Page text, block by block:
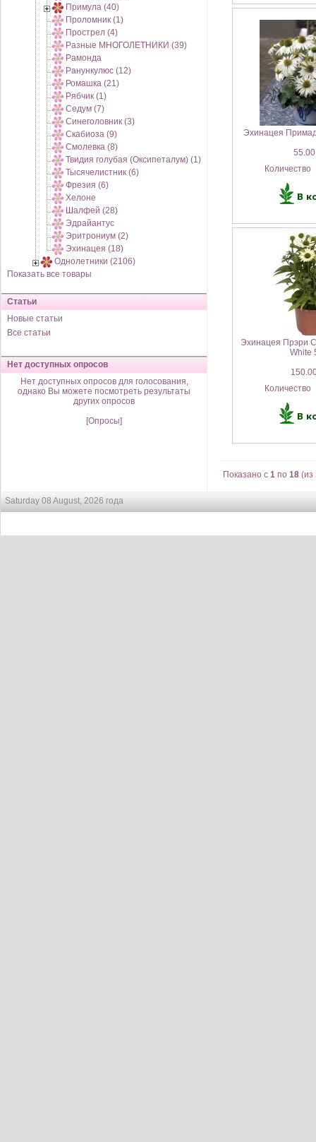
Примула (40)
Проломник (1)
Прострел (4)
Разные МНОГОЛЕТНИКИ (39)
Рамонда
Ранункулюс (12)
Ромашка (21)
Рябчик (1)
Седум (7)
Синеголовник (3)
Скабиоза (9)
Смолевка (8)
Твидия голубая (Оксипеталум) (1)
Тысячелистник (6)
Фрезия (6)
Хелоне
Шалфей (28)
Эдрайантус
Эритрониум (2)
Эхинацея (18)
Однолетники (2106)
Показать все товары
Статьи
Новые статьи
Все статьи
Нет доступных опросов
Нет доступных опросов для голосования,
однако Вы можете посмотреть результаты
других опросов
[Опросы]
Эхинацея
Количество
Эхинацея Прэри
White
Количество
Показано с 1 по 18 (из
Saturday 08 August, 2026 года